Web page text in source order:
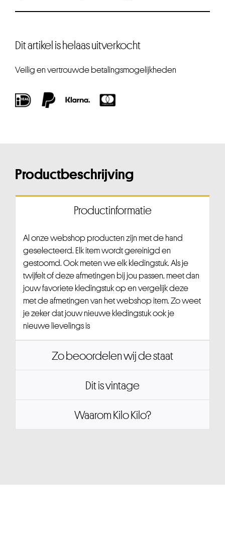
Dit artikel is helaas uitverkocht
Veilig en vertrouwde betalingsmogelijkheden
Productbeschrijving
Productinformatie
Al onze webshop producten zijn met de hand
geselecteerd. Elk item wordt gereinigd en
gestoomd. Ook meten we elk kledingstuk. Als je
twijfelt of deze afmetingen bij jou passen, meet dan
jouw favoriete kledingstuk op en vergelijk deze
met de afmetingen van het webshop item. Zo weet
je zeker dat jouw nieuwe kledingstuk ook je
nieuwe lievelings is
Zo beoordelen wij de staat
Dit is vintage
Waarom Kilo Kilo?